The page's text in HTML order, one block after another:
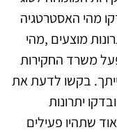
מהי האסטרטגיה
מוצעים ,מהי
משרד החקירות
בקשו לדעת את
יתרונות
שתהיו פעילים